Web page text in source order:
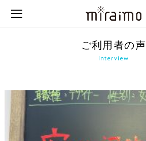
ご利用者の声
interview